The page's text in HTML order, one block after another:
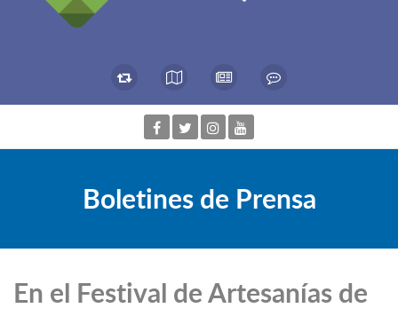
Boletines de Prensa
En el Festival de Artesanías de